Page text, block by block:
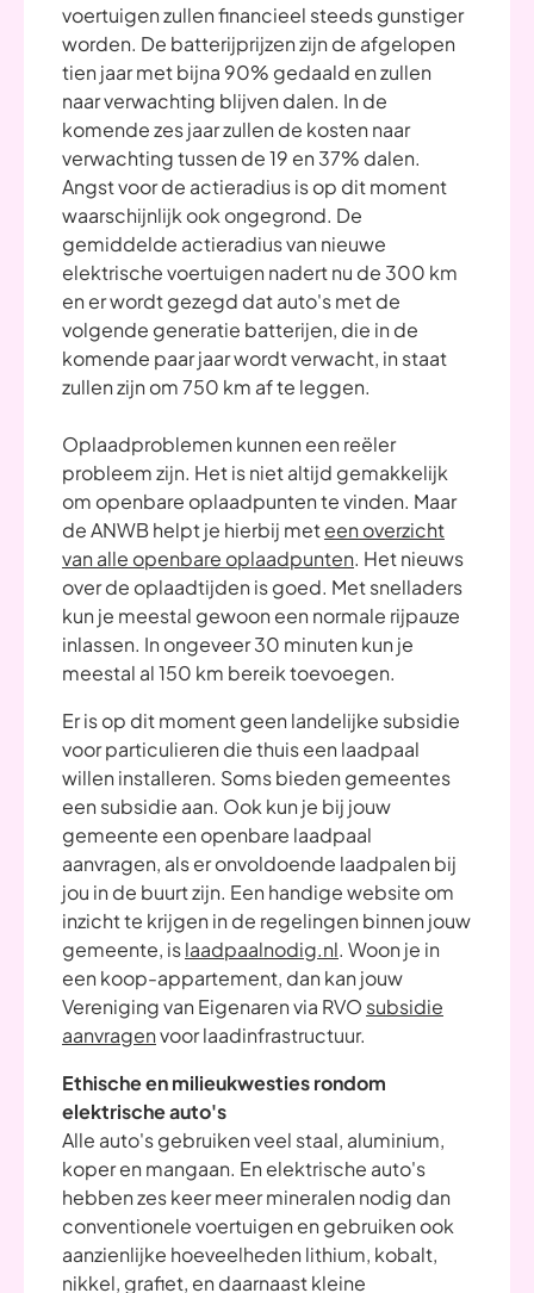
voertuigen zullen financieel steeds gunstiger
worden. De batterijprijzen zijn de afgelopen
tien jaar met bijna 90% gedaald en zullen
naar verwachting blijven dalen. In de
komende zes jaar zullen de kosten naar
verwachting tussen de 19 en 37% dalen.
Angst voor de actieradius is op dit moment
waarschijnlijk ook ongegrond. De
gemiddelde actieradius van nieuwe
elektrische voertuigen nadert nu de 300 km
en er wordt gezegd dat auto's met de
volgende generatie batterijen, die in de
komende paar jaar wordt verwacht, in staat
zullen zijn om 750 km af te leggen.
Oplaadproblemen kunnen een reëler
probleem zijn. Het is niet altijd gemakkelijk
om openbare oplaadpunten te vinden. Maar
de ANWB helpt je hierbij meteen overzicht
van alle openbare oplaadpunten. Het nieuws
over de oplaadtijden is goed. Met snelladers
kun je meestal gewoon een normale rijpauze
inlassen. In ongeveer 30 minuten kun je
meestal al 150 km bereik toevoegen.
Er is op dit moment geen landelijke subsidie
voor particulieren die thuis een laadpaal
willen installeren. Soms bieden gemeentes
een subsidie aan. Ook kun je bij jouw
gemeente een openbare laadpaal
aanvragen, als er onvoldoende laadpalen bij
jou in de buurt zijn. Een handige website om
inzicht te krijgen in de regelingen binnen jouw
gemeente, islaadpaalnodig.nl. Woon je in
een koop-appartement, dan kan jouw
Vereniging van Eigenaren via RVO subsidie
aanvragenvoor laadinfrastructuur.
Ethische en milieukwesties rondom
elektrische auto's
Alle auto's gebruiken veel staal, aluminium,
koper en mangaan. En elektrische auto's
hebben zes keer meer mineralen nodig dan
conventionele voertuigen en gebruiken ook
aanzienlijke hoeveelheden lithium, kobalt,
nikkel, grafiet, en daarnaast kleine